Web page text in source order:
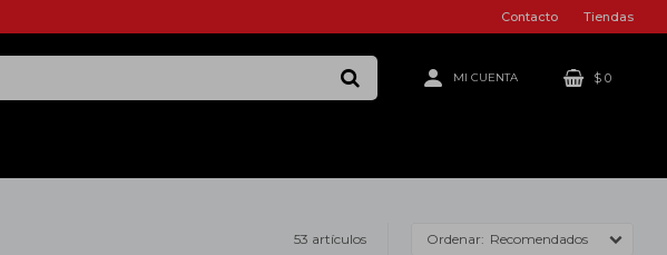
$ 0
Contacto Tiendas
53 artículos Recomendados